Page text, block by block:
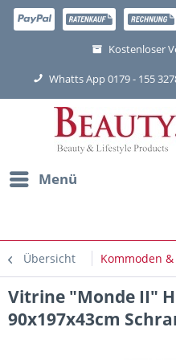
Kostenloser
Whatts App 0179 - 155
Menü
Übersicht Kommoden
Vitrine "Monde II"
90x197x43cm